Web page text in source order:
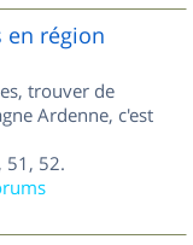
en région
trouver de
Ardenne, c'est
51, 52.